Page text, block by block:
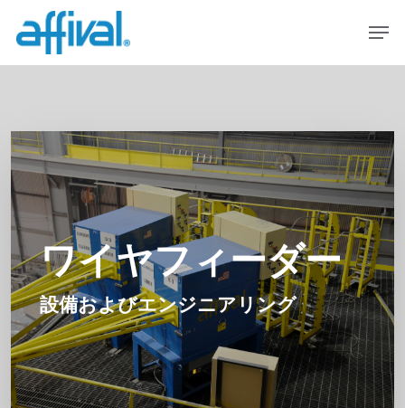
ン
ツ
へ
ス
キ
プ
メニュー
ワイヤフィーダー
設備およびエンジニアリング